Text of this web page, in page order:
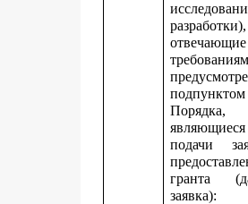
разработки),
отвечающие
подачи
гранта
заявка):